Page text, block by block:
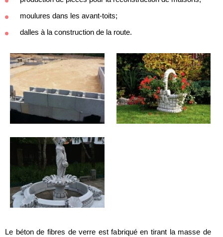
moulures dans les avant-toits;
dalles à la construction de la route.
Le béton de fibres de verre est fabriqué en tirant la masse de